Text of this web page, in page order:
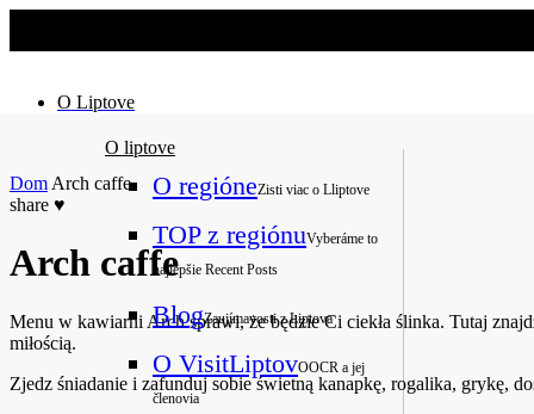
O Liptove
O liptove
O regióneZisti viac o Lliptove
TOP z regiónuVyberáme to
najlepšie Recent Posts
BlogZaujímavosti z Liptova
O VisitLiptovOOCR a jej
členovia
Dom Arch caffe
share ♥
Arch caffe
Menu w kawiarni Arch sprawi, że będzie Ci ciekła ślinka. Tutaj
miłością.
Zjedz śniadanie i zafunduj sobie świetną kanapkę, rogalika, grykę,